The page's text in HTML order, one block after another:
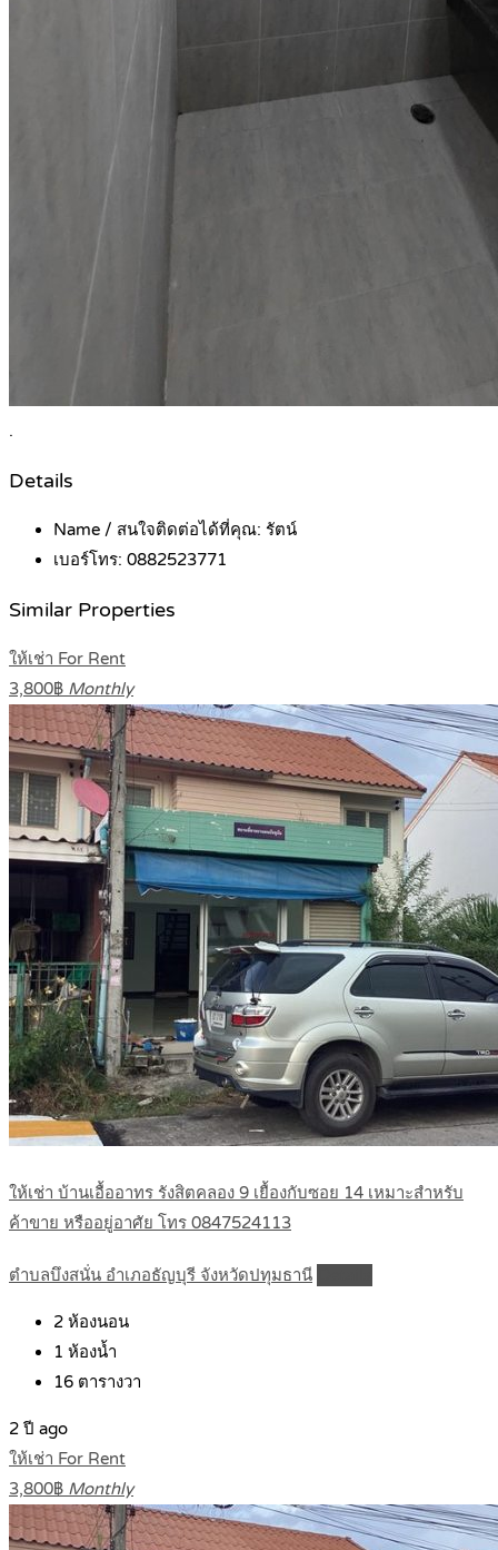
.
Details
Name / สนใจติดต่อได้ที่คุณ: รัตน์
เบอร์โทร: 0882523771
Similar Properties
ให้เช่า For Rent
3,800฿ Monthly
ให้เช่า บ้านเอื้ออาทร รังสิตคลอง 9 เยื้องกับซอย 14 เหมาะสำหรับ
ค้าขาย หรืออยู่อาศัย โทร 0847524113
ตำบลบึงสนั่น อำเภอธัญบุรี จังหวัดปทุมธานี
2 ห้องนอน
1 ห้องน้ำ
16 ตารางวา
2 ปี ago
ให้เช่า For Rent
3,800฿ Monthly